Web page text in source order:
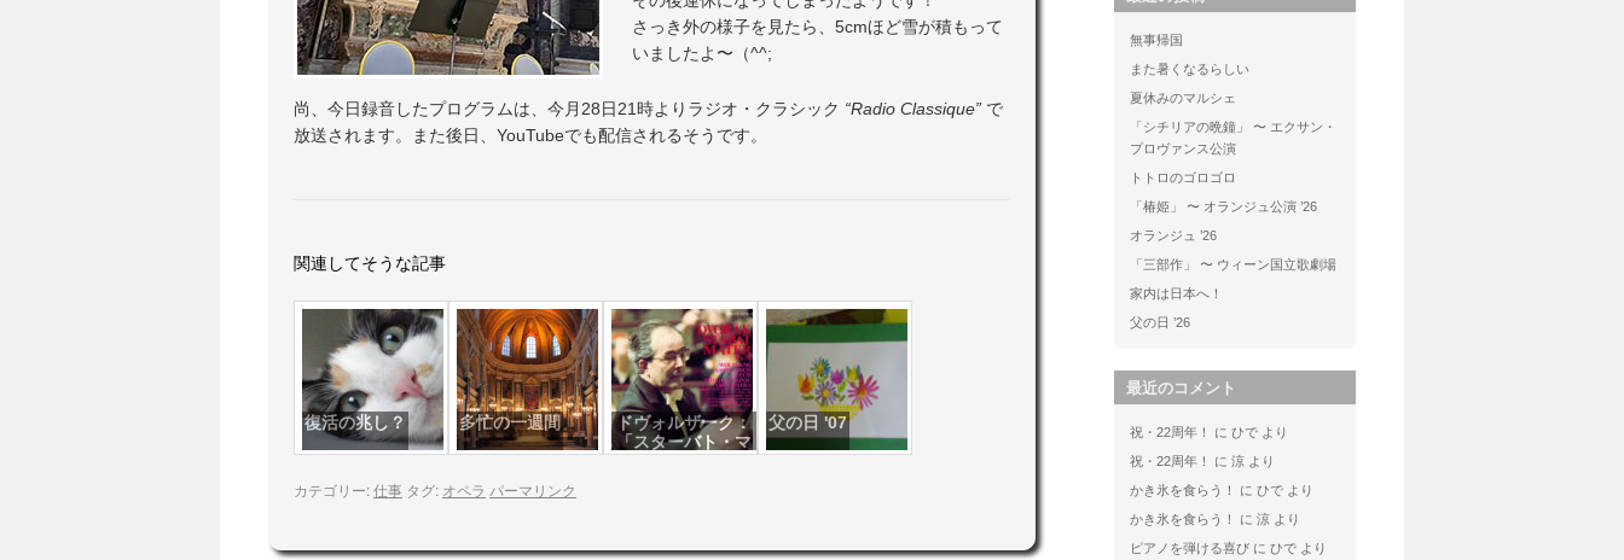
さっき外の様子を見たら、5cmほど雪が積もって
いましたよ〜（^^;
尚、今日録音したプログラムは、今月28日21時よりラジオ・クラシック “Radio Classique” で
放送されます。また後日、YouTubeでも配信されるそうです。
関連してそうな記事
復活の兆し？ 多忙の一週間
ドヴォルザーク：
「スターバト・マ
ーテル」
父の日 '07
カテゴリー:仕事 タグ: オペラ パーマリンク
無事帰国
また暑くなるらしい
夏休みのマルシェ
「シチリアの晩鐘」 〜 エクサン・
プロヴァンス公演
トトロのゴロゴロ
「椿姫」 〜 オランジュ公演 ’26
オランジュ ’26
「三部作」 〜 ウィーン国立歌劇場
家内は日本へ！
父の日 ’26
最近のコメント
祝・22周年！ に ひで より
祝・22周年！
に 涼 より
かき氷を食らう！
に ひで より
かき氷を食らう！
に 涼 より
ピアノを弾ける喜び に ひで より